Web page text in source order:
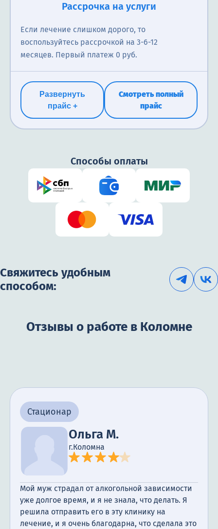
Рассрочка на услуги
Если лечение слишком дорого, то
воспользуйтесь рассрочкой на 3-6-12
месяцев. Первый платеж 0 руб.
Развернуть
прайс +
Смотреть полный
прайс
Способы оплаты
Свяжитесь удобным
способом:
Отзывы о работе в Коломне
Стационар
Ольга М.
г.Коломна
Мой муж страдал от алкогольной зависимости
уже долгое время, и я не знала, что делать. Я
решила отправить его в эту клинику на
лечение, и я очень благодарна, что сделала это